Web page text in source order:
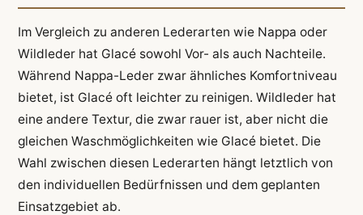
Im Vergleich zu anderen Lederarten wie Nappa oder
Wildleder hat Glacé sowohl Vor- als auch Nachteile.
Während Nappa-Leder zwar ähnliches Komfortniveau
bietet, ist Glacé oft leichter zu reinigen. Wildleder hat
eine andere Textur, die zwar rauer ist, aber nicht die
gleichen Waschmöglichkeiten wie Glacé bietet. Die
Wahl zwischen diesen Lederarten hängt letztlich von
den individuellen Bedürfnissen und dem geplanten
Einsatzgebiet ab.